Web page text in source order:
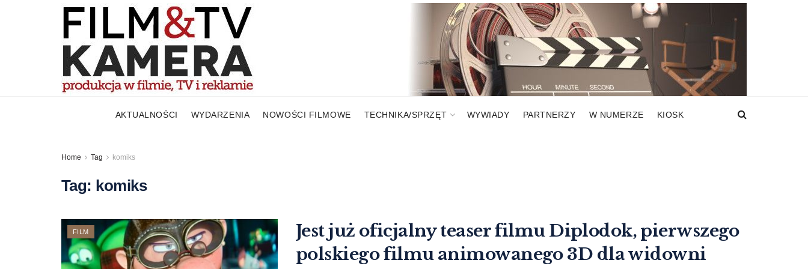
AKTUALNOŚCI WYDARZENIA NOWOŚCI FILMOWE TECHNIKA/SPRZĘT WYWIADY PARTNERZY W NUMERZE KIOSK
Home Tag komiks
Tag: komiks
FILM
Jest już oficjalny teaser filmu Diplodok, pierwszego
polskiego filmu animowanego 3D dla widowni